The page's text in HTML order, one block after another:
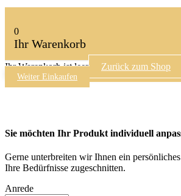
0
Ihr Warenkorb
Ihr Warenkorb ist leer Zurück zum Shop
Weiter Einkaufen
Sie möchten Ihr Produkt individuell
Gerne unterbreiten wir Ihnen ein
Ihre Bedürfnisse zugeschnitten.
Anrede